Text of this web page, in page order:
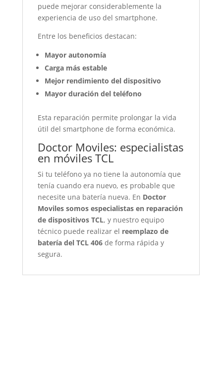
puede mejorar considerablemente la
experiencia de uso del smartphone.
Entre los beneficios destacan:
Mayor autonomía
Carga más estable
Mejor rendimiento del dispositivo
Mayor duración del teléfono
Esta reparación permite prolongar la vida
útil del smartphone de forma económica.
Doctor Moviles: especialistas
en móviles TCL
Si tu teléfono ya no tiene la autonomía que
tenía cuando era nuevo, es probable que
necesite una batería nueva. En Doctor
Moviles somos especialistas en reparación
de dispositivos TCL, y nuestro equipo
técnico puede realizar el reemplazo de
batería del TCL 406de forma rápida y
segura.